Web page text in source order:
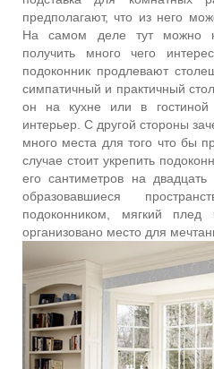
предполагают, что из него
На самом деле тут можно
получить много чего
подоконник продлевают
симпатичный и практичный
он на кухне или в гостиной
интерьер. С другой стороны
много места для того что бы
случае стоит укрепить
его сантиметров на
образовавшиеся
подоконником, мягкий
организовано место для